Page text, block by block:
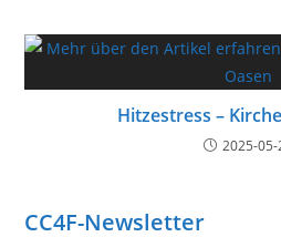
Hitzestress –
2025-05-
CC4F-Newsletter